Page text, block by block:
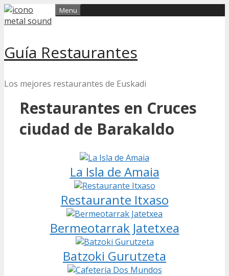
Skip
to
Guía Restaurantes
Los mejores restaurantes de Euskadi
Menu
Restaurantes en Cruces
ciudad de Barakaldo
La Isla de Amaia
Restaurante Itxaso
Bermeotarrak Jatetxea
Batzoki Gurutzeta